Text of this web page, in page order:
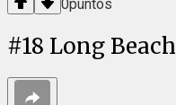
0puntos
#18 Long